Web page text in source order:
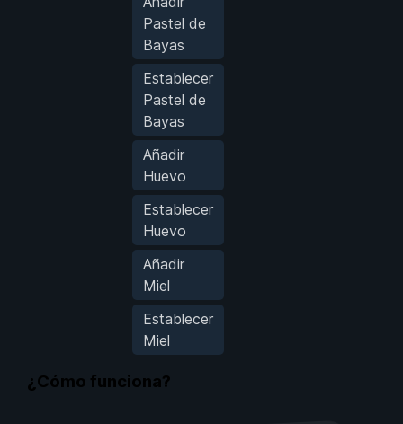
Pastel de
Bayas
Establecer
Pastel de
Bayas
Añadir
Huevo
Establecer
Huevo
Añadir
Miel
Establecer
Miel
¿Cómo funciona?